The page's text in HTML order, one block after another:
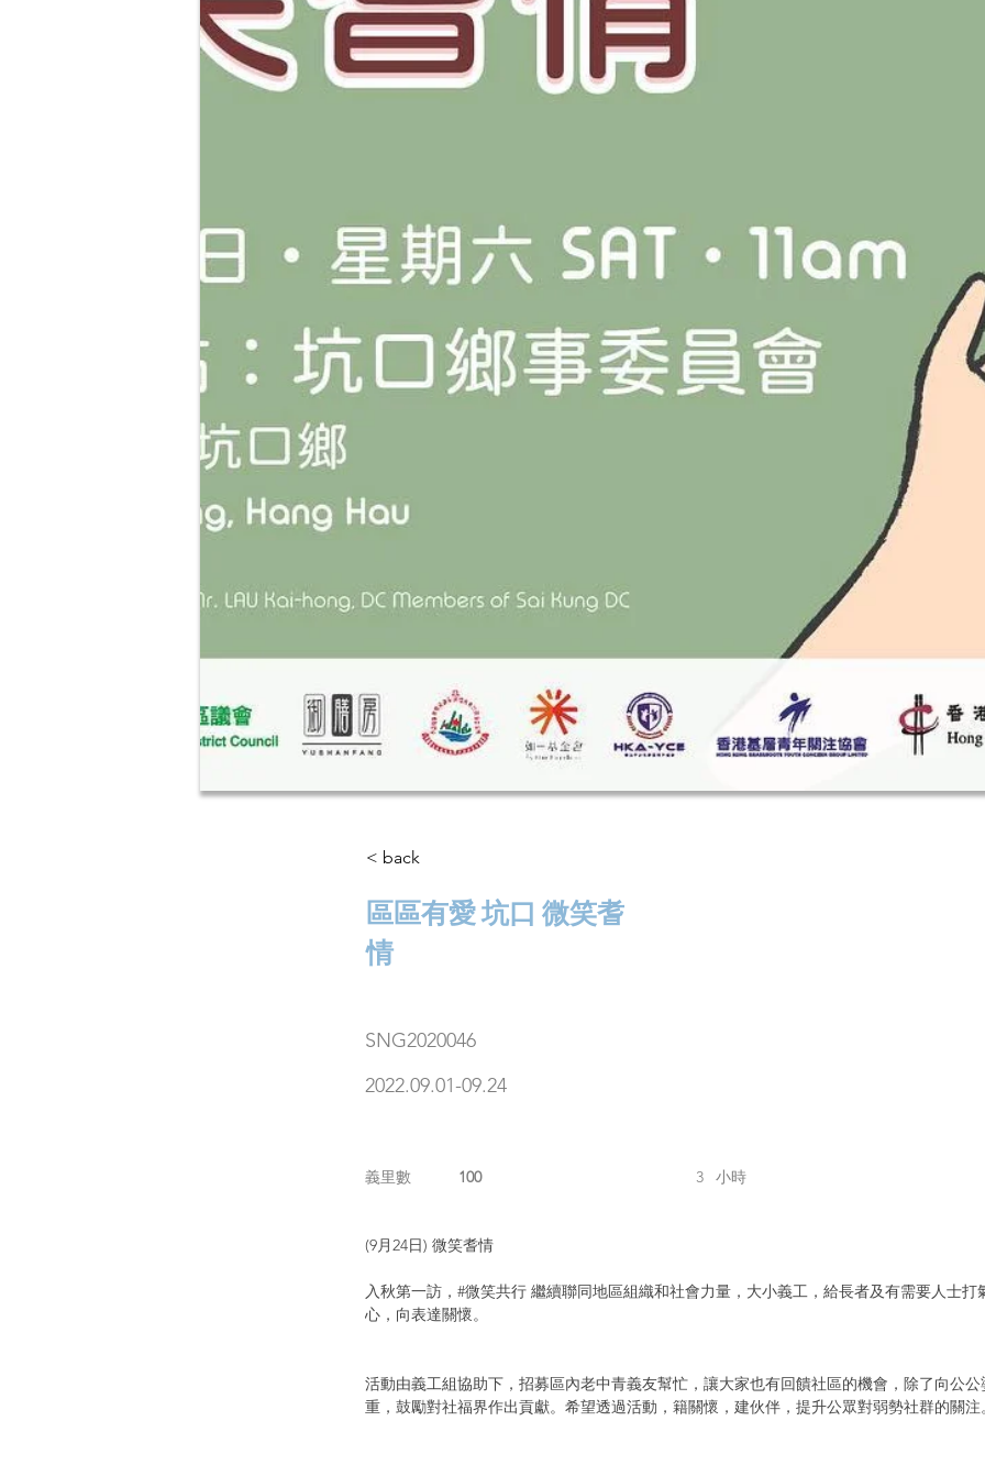
< back
區區有愛 坑口 微笑耆
情
SNG2020046
2022.09.01-09.24
義里數 100 3 ​小時
(9月24日) 微笑耆情
入秋第一訪，#微笑共行 繼續聯同地區組織和社會力量，大小義工，給長者及有需要人士
心，向表達關懷。
活動由義工組協助下，招募區內老中青義友幫忙，讓大家也有回饋社區的機會，除了向公
重，鼓勵對社福界作出貢獻。希望透過活動，籍關懷，建伙伴，提升公眾對弱勢社群的關注